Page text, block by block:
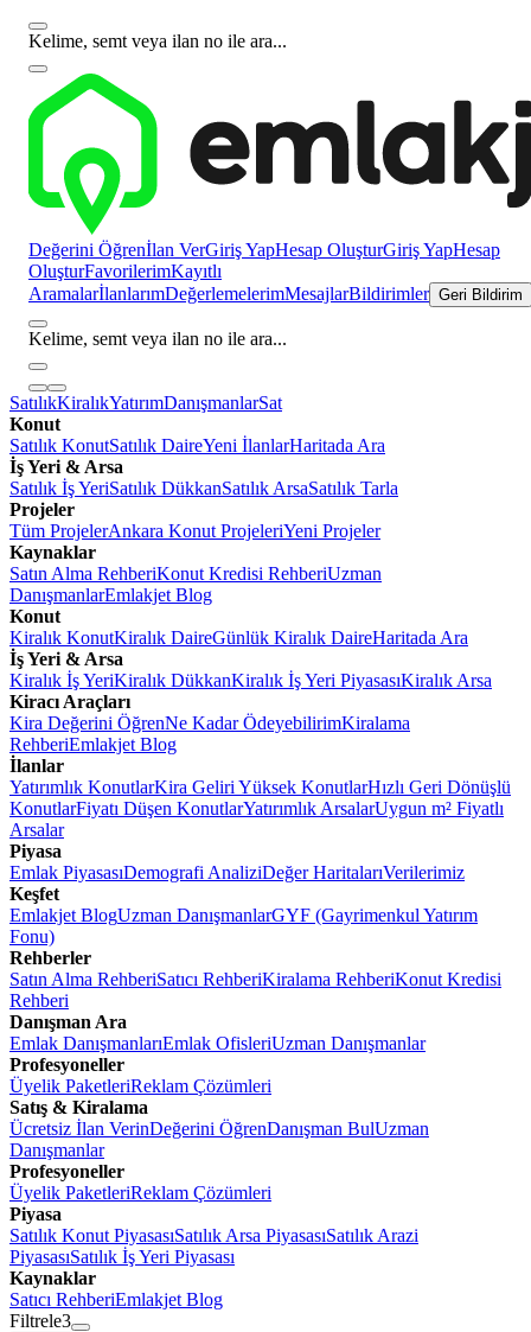
Kelime, semt veya ilan no ile ara...
Değerini Öğrenİlan VerGiriş YapHesap OluşturGiriş YapHesap
OluşturFavorilerimKayıtlı
AramalarİlanlarımDeğerlemelerimMesajlarBildirimler Geri Bildirim
Kelime, semt veya ilan no ile ara...
SatılıkKiralıkYatırımDanışmanlarSat
Konut
Satılık KonutSatılık DaireYeni İlanlarHaritada Ara
İş Yeri & Arsa
Satılık İş YeriSatılık DükkanSatılık ArsaSatılık Tarla
Projeler
Tüm ProjelerAnkara Konut ProjeleriYeni Projeler
Kaynaklar
Satın Alma RehberiKonut Kredisi RehberiUzman
DanışmanlarEmlakjet Blog
Konut
Kiralık KonutKiralık DaireGünlük Kiralık DaireHaritada Ara
İş Yeri & Arsa
Kiralık İş YeriKiralık DükkanKiralık İş Yeri PiyasasıKiralık Arsa
Kiracı Araçları
Kira Değerini ÖğrenNe Kadar ÖdeyebilirimKiralama
RehberiEmlakjet Blog
İlanlar
Yatırımlık KonutlarKira Geliri Yüksek KonutlarHızlı Geri Dönüşlü
KonutlarFiyatı Düşen KonutlarYatırımlık ArsalarUygun m² Fiyatlı
Arsalar
Piyasa
Emlak PiyasasıDemografi AnaliziDeğer HaritalarıVerilerimiz
Keşfet
Emlakjet BlogUzman DanışmanlarGYF (Gayrimenkul Yatırım
Fonu)
Rehberler
Satın Alma RehberiSatıcı RehberiKiralama RehberiKonut Kredisi
Rehberi
Danışman Ara
Emlak DanışmanlarıEmlak OfisleriUzman Danışmanlar
Profesyoneller
Üyelik PaketleriReklam Çözümleri
Satış & Kiralama
Ücretsiz İlan VerinDeğerini ÖğrenDanışman BulUzman
Danışmanlar
Profesyoneller
Üyelik PaketleriReklam Çözümleri
Piyasa
Satılık Konut PiyasasıSatılık Arsa PiyasasıSatılık Arazi
PiyasasıSatılık İş Yeri Piyasası
Kaynaklar
Satıcı RehberiEmlakjet Blog
Filtrele3